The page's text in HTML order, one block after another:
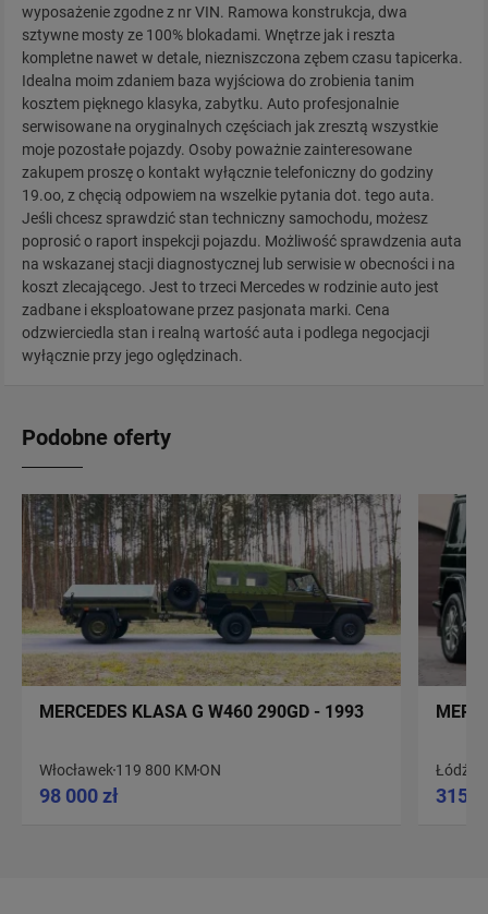
wyposażenie zgodne z nr VIN. Ramowa konstrukcja, dwa
sztywne mosty ze 100% blokadami. Wnętrze jak i reszta
kompletne nawet w detale, niezniszczona zębem czasu tapicerka.
Idealna moim zdaniem baza wyjściowa do zrobienia tanim
kosztem pięknego klasyka, zabytku. Auto profesjonalnie
serwisowane na oryginalnych częściach jak zresztą wszystkie
moje pozostałe pojazdy. Osoby poważnie zainteresowane
zakupem proszę o kontakt wyłącznie telefoniczny do godziny
19.oo, z chęcią odpowiem na wszelkie pytania dot. tego auta.
Jeśli chcesz sprawdzić stan techniczny samochodu, możesz
poprosić o raport inspekcji pojazdu. Możliwość sprawdzenia auta
na wskazanej stacji diagnostycznej lub serwisie w obecności i na
koszt zlecającego. Jest to trzeci Mercedes w rodzinie auto jest
zadbane i eksploatowane przez pasjonata marki. Cena
odzwierciedla stan i realną wartość auta i podlega negocjacji
wyłącznie przy jego oględzinach.
Podobne oferty
MERCEDES KLASA G W460 290GD - 1993
Włocławek119 800 KM ON
98 000 zł
Łódź
315